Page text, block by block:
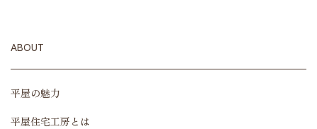
ABOUT
平屋の魅力
平屋住宅工房とは